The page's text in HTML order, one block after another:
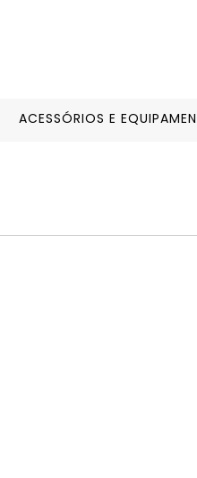
ACESSÓRIOS E